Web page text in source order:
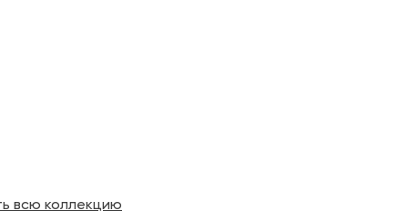
всю коллекцию